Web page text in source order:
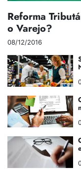
Reforma
o Varejo?
08/12/2016